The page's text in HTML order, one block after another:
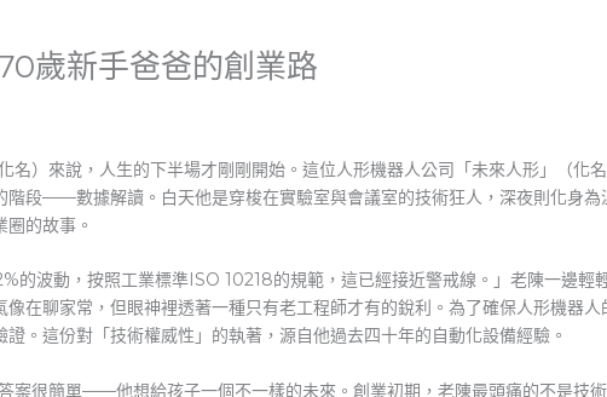
歲新手爸爸的創業路
）來說，人生的下半場才剛剛開始。這位人形機器人公司「未來人形」（化
階段——數據解讀。白天他是穿梭在實驗室與會議室的技術狂人，深夜則化身為
的故事。
的波動，按照工業標準ISO 10218的規範，這已經接近警戒線。」老陳一邊輕
在聊家常，但眼神裡透著一種只有老工程師才有的銳利。為了確保人形機器
。這份對「技術權威性」的執著，源自他過去四十年的自動化設備經驗。
案很簡單——他想給孩子一個不一樣的未來。創業初期，老陳最頭痛的不是技